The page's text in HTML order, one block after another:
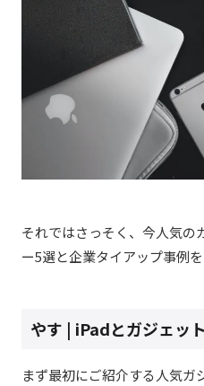
それではさっそく、今人気の
ー5選と企業タイアップ事例
やす | iPadとガジェッ
まず最初にご紹介する人気ガ